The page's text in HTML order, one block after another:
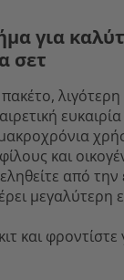
για
σετ
και
από
μεγαλύτερη
και